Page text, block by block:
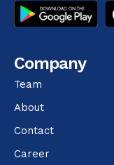
Company
Team
About
Contact
Career